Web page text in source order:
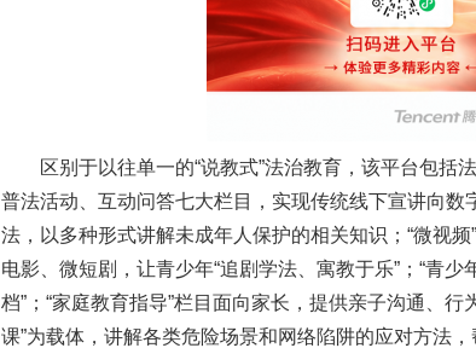
区别于以往单一的“说教式”法治教育，该平台包括
普法活动、互动问答七大栏目，实现传统线下宣讲向数
法，以多种形式讲解未成年人保护的相关知识；“微视
电影、微短剧，让青少年“追剧学法、寓教于乐”；“青
档”；“家庭教育指导”栏目面向家长，提供亲子沟通、
课”为载体，讲解各类危险场景和网络陷阱的应对方法